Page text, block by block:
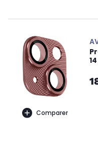
Comparer